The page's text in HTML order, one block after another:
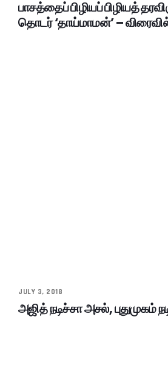
பாசத்தைப் பிழியப் பிழியத்
தொடர் ‘தாய்மாமன்’ – விரைவில்
JULY 3, 2018
அஜித் நடிச்சா அசல், புதுமுகம்